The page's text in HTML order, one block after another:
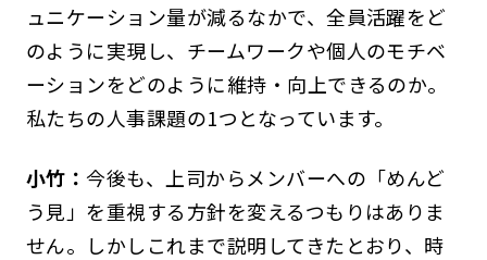
ュニケーション量が減るなかで、全員活躍をど
のように実現し、チームワークや個人のモチベ
ーションをどのように維持・向上できるのか。
私たちの人事課題の1つとなっています。
小竹：今後も、上司からメンバーへの「めんど
う見」を重視する方針を変えるつもりはありま
せん。しかしこれまで説明してきたとおり、時